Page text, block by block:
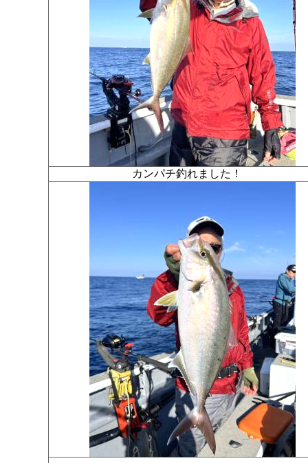
カンパチ釣れました！